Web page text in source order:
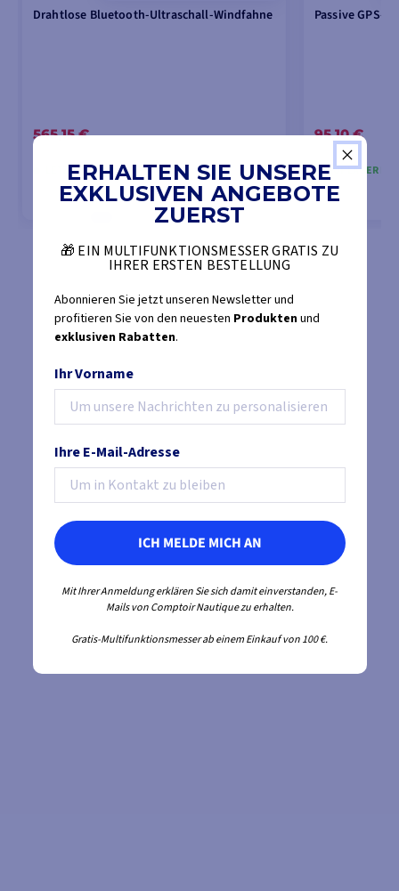
Drahtlose Bluetooth-Ultraschall-Windfahne
565,15 €
LETZTE ARTIKEL AUF LAGER
IN DEN WARENKORB LEGEN
Passive GPS-
95,10 €
98,18 €
AUF LAGER
ERHALTEN SIE UNSERE
EXKLUSIVEN ANGEBOTE
ZUERST
🎁 EIN MULTIFUNKTIONSMESSER GRATIS ZU
IHRER ERSTEN BESTELLUNG
Abonnieren Sie jetzt unseren Newsletter und
profitieren Sie von den neuesten Produktenund
exklusiven Rabatten.
Ihr Vorname
Ihre E-Mail-Adresse
ICH MELDE MICH AN
Mit Ihrer Anmeldung erklären Sie sich damit einverstanden, E-
Mails von Comptoir Nautique zu erhalten.
Gratis-Multifunktionsmesser ab einem Einkauf von 100 €.